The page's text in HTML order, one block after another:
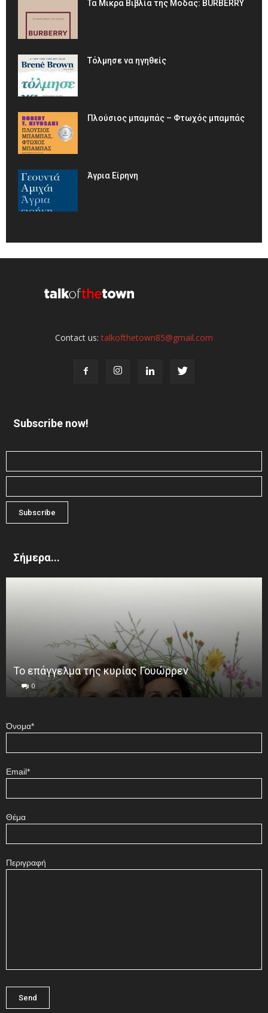
Τα Μικρά Βιβλία της Μόδας: BURBERRY
Τόλμησε να ηγηθείς
Πλούσιος μπαμπάς – Φτωχός μπαμπάς
Άγρια Είρηνη
Contact us:talkofthetown85@gmail.com
Subscribe now!
Σήμερα...
Το επάγγελμα της κυρίας Γουώρρεν
0
Όνομα*
Email*
Θέμα
Περιγραφή